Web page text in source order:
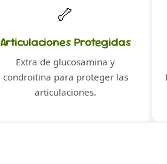
🦴
Articulaciones Protegidas
Extra de glucosamina y
condroitina para proteger las
articulaciones.